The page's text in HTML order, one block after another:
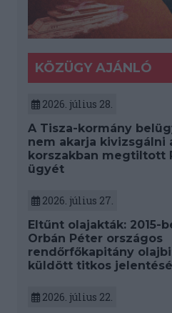
KÖZÜGY AJÁNLÓ
2026. július 28.
A Tisza-kormány
nem akarja kivizsgálni
korszakban megtiltott
ügyét
2026. július 27.
Eltűnt olajakták: 2015-
Orbán Péter országos
rendőrfőkapitány
küldött titkos
2026. július 22.